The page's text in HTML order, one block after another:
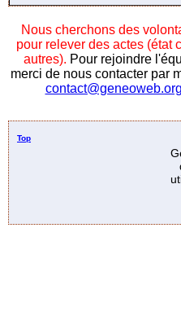
Nous cherchons des
pour relever des actes (état
autres). Pour rejoindre
merci de nous contacter par
contact@geneoweb.org
Top